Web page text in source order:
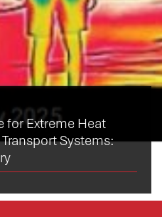
for Extreme Heat
Systems: